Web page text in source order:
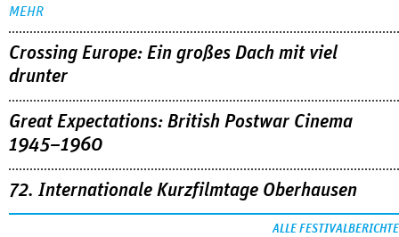
MEHR
Crossing Europe: Ein großes Dach mit viel
drunter
Great Expectations: British Postwar Cinema
1945–1960
72. Internationale Kurzfilmtage Oberhausen
ALLE FESTIVALBERICHTE